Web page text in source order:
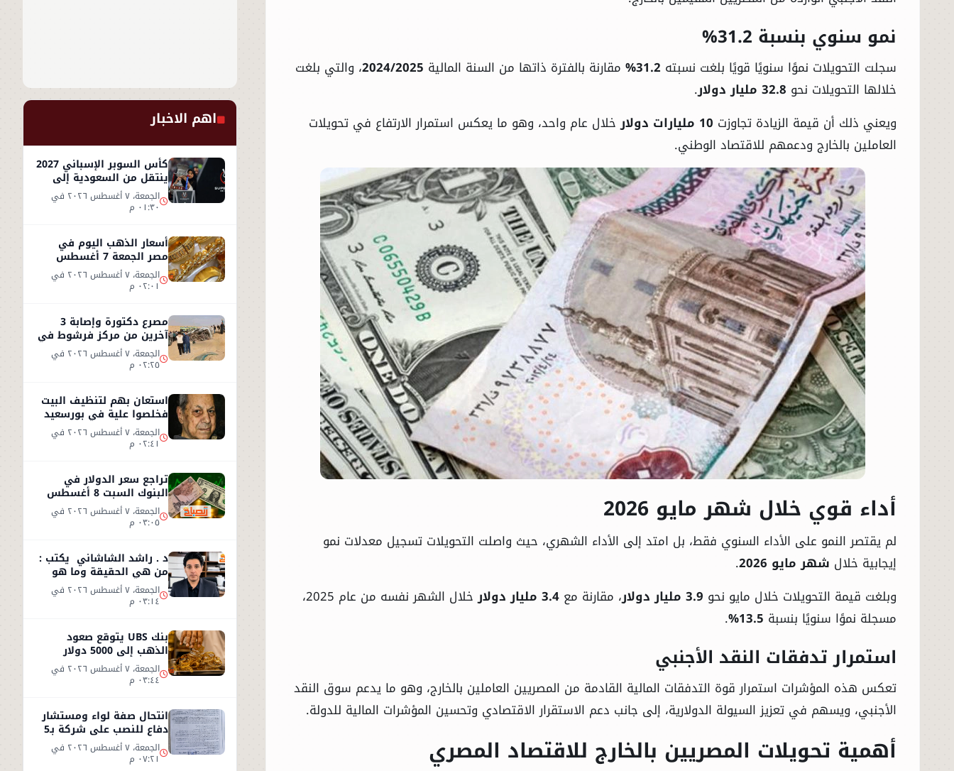
الرئيسية
نمو سنوي بنسبة 31.2%
سجلت التحويلات نموًا سنويًا قويًا بلغت نسبته 31.2% مقارنة بالفترة ذاتها من السنة المالية 2024/2025، والتي بلغت
خلالها التحويلات نحو 32.8 مليار دولار
.
ويعني ذلك أن قيمة الزيادة تجاوزت 10 مليارات دولار
خلال عام واحد، وهو ما يعكس استمرار الارتفاع في تحويلات
العاملين بالخارج ودعمهم للاقتصاد الوطني.
أداء قوي خلال شهر مايو 2026
لم يقتصر النمو على الأداء السنوي فقط، بل امتد إلى الأداء الشهري، حيث واصلت التحويلات تسجيل معدلات نمو
إيجابية خلال شهر مايو 2026
.
وبلغت قيمة التحويلات خلال مايو نحو 3.9 مليار دولار ، مقارنة مع 3.4 مليار دولار
خلال الشهر نفسه من عام 2025،
مسجلة نموًا سنويًا بنسبة 13.5%
.
استمرار تدفقات النقد الأجنبي
تعكس هذه المؤشرات استمرار قوة التدفقات المالية القادمة من المصريين العاملين بالخارج، وهو ما يدعم سوق النقد
الأجنبي، ويسهم في تعزيز السيولة الدولارية، إلى جانب دعم الاستقرار الاقتصادي وتحسين المؤشرات المالية للدولة.
أهمية تحويلات المصريين بالخارج للاقتصاد المصري
اهم الاخبار
كأس السوبر الإسباني 2027
ينتقل من السعودية إلى
إسطنبول الجمعة، ٧ أغسطس ٢٠٢٦ في
٠١:٣٠ م
أسعار الذهب اليوم في
مصر الجمعة 7 أغسطس
2026.. عيار 21 يسجل 5970
جنيهاً الجمعة، ٧ أغسطس ٢٠٢٦ في
٠٢:٠١ م
مصرع دكتورة وإصابة 3
آخرين من مركز فرشوط في
حادث على الطريق
الصحراوي الغربي الجمعة، ٧ أغسطس ٢٠٢٦ في
٠٢:٢٥ م
استعان بهم لتنظيف البيت
فخلصوا علية في بورسعيد
الجمعة، ٧ أغسطس ٢٠٢٦ في
٠٢:٤١ م
تراجع سعر الدولار في
البنوك السبت 8 أغسطس
2026.. استقرار عند 49.71
جنيه الجمعة، ٧ أغسطس ٢٠٢٦ في
٠٣:٠٥ م
د . راشد الشاشاني يكتب :
من هي الحقيقة وما هو
الكذب الجمعة، ٧ أغسطس ٢٠٢٦ في
٠٣:١٤ م
بنك UBS يتوقع صعود
الذهب إلى 5000 دولار
للأوقية - التفاصيل الجمعة، ٧ أغسطس ٢٠٢٦ في
٠٣:٤٤ م
انتحال صفة لواء ومستشار
دفاع للنصب على شركة بـ5
ملايين جنيه داخل هيئة
الاستثمار الجمعة، ٧ أغسطس ٢٠٢٦ في
٠٧:٢١ م